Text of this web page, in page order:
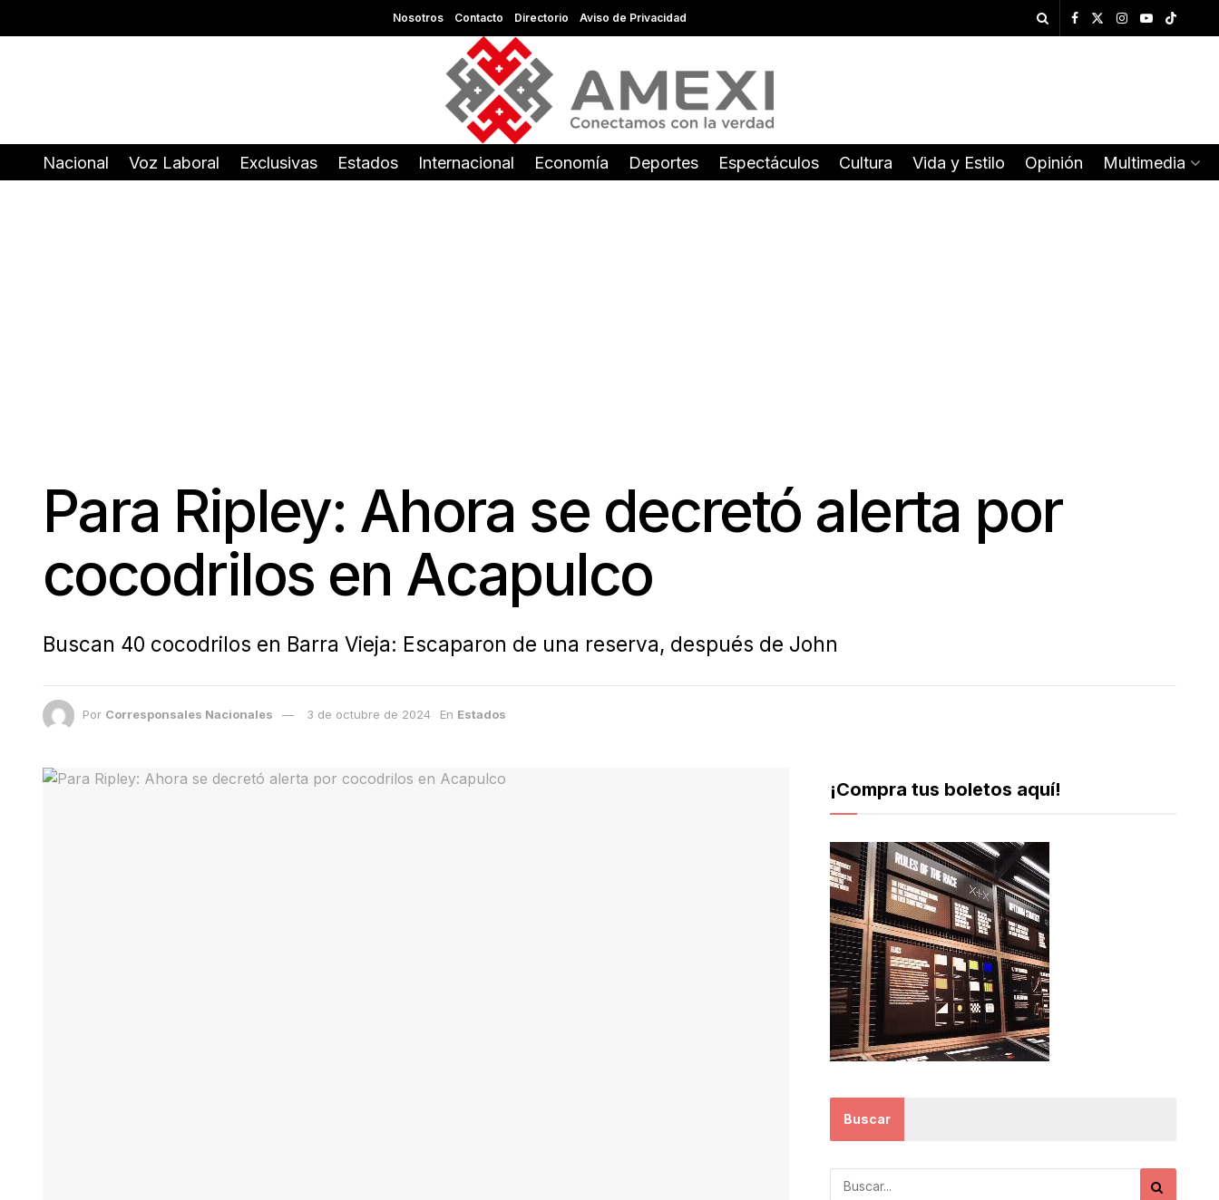
Nosotros Contacto Directorio Aviso de Privacidad
Nacional Voz Laboral Exclusivas Estados Internacional Economía Deportes Espectáculos Cultura Vida y Estilo Opinión Multimedia
Para Ripley: Ahora se decretó alerta por
cocodrilos en Acapulco
Buscan 40 cocodrilos en Barra Vieja: Escaparon de una reserva, después de John
Por Corresponsales Nacionales 3 de octubre de 2024 En Estados
¡Compra tus boletos aquí!
Buscar